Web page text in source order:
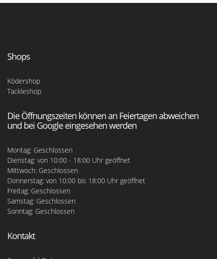
Shops
Ködershop
Tackleshop
Die Öffnungszeiten können an Feiertagen abweichen
und bei Google eingesehen werden
Montag: Geschlossen
Dienstag: von 10:00 - 18:00 Uhr geöffnet
Mittwoch: Geschlossen
Donnerstag: von 10:00 bis 18:00 Uhr geöffnet
Freitag: Geschlossen
Samstag: Geschlossen
Sonntag: Geschlossen
Kontakt